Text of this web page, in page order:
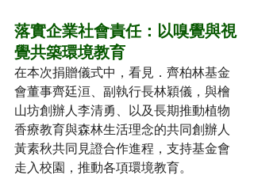
落實企業社會責任：以嗅覺與視
覺共築環境教育
在本次捐贈儀式中，看見．齊柏林基金
會董事齊廷洹、副執行長林穎儀，與檜
山坊創辦人李清勇、以及長期推動植物
香療教育與森林生活理念的共同創辦人
黃素秋共同見證合作進程，支持基金會
走入校園，推動各項環境教育。